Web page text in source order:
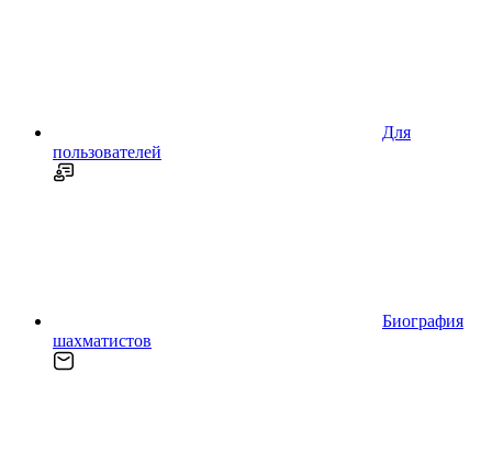
Для
пользователей
Биография
шахматистов